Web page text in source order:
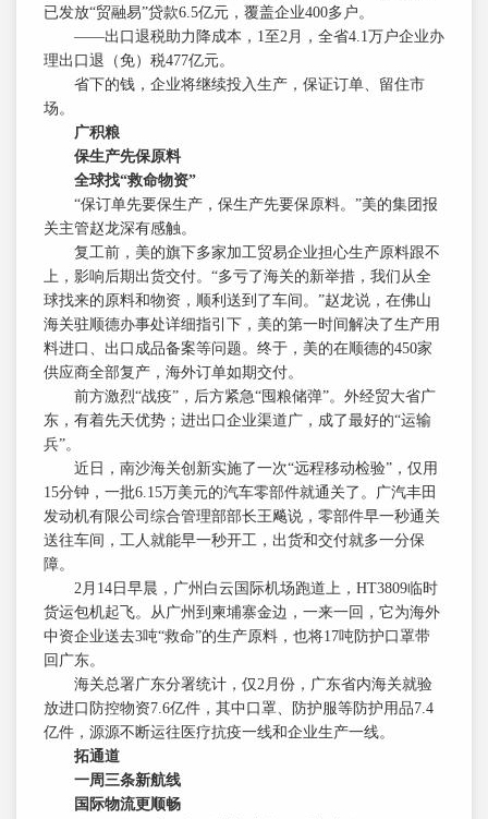
已发放“贸融易”贷款6.5亿元，覆盖企业400多户。
——出口退税助力降成本，1至2月，全省4.1万户企业办
理出口退（免）税477亿元。
省下的钱，企业将继续投入生产，保证订单、留住市
场。
广积粮
保生产先保原料
全球找“救命物资”
“保订单先要保生产，保生产先要保原料。”美的集团报
关主管赵龙深有感触。
复工前，美的旗下多家加工贸易企业担心生产原料跟不
上，影响后期出货交付。“多亏了海关的新举措，我们从全
球找来的原料和物资，顺利送到了车间。”赵龙说，在佛山
海关驻顺德办事处详细指引下，美的第一时间解决了生产用
料进口、出口成品备案等问题。终于，美的在顺德的450家
供应商全部复产，海外订单如期交付。
前方激烈“战疫”，后方紧急“囤粮储弹”。外经贸大省广
东，有着先天优势；进出口企业渠道广，成了最好的“运输
兵”。
近日，南沙海关创新实施了一次“远程移动检验”，仅用
15分钟，一批6.15万美元的汽车零部件就通关了。广汽丰田
发动机有限公司综合管理部部长王飚说，零部件早一秒通关
送往车间，工人就能早一秒开工，出货和交付就多一分保
障。
2月14日早晨，广州白云国际机场跑道上，HT3809临时
货运包机起飞。从广州到柬埔寨金边，一来一回，它为海外
中资企业送去3吨“救命”的生产原料，也将17吨防护口罩带
回广东。
海关总署广东分署统计，仅2月份，广东省内海关就验
放进口防控物资7.6亿件，其中口罩、防护服等防护用品7.4
亿件，源源不断运往医疗抗疫一线和企业生产一线。
拓通道
一周三条新航线
国际物流更顺畅